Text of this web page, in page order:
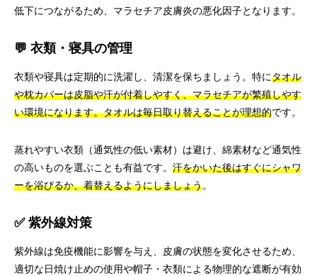
低下につながるため、マラセチア皮膚炎の悪化因子となります。
💬 衣類・寝具の管理
衣類や寝具は定期的に洗濯し、清潔を保ちましょう。特にタオル
や枕カバーは皮脂や汗が付着しやすく、マラセチアが繁殖しやす
い環境になります。タオルは毎日取り替えることが理想的です。
蒸れやすい衣類（通気性の低い素材）は避け、綿素材など通気性
の高いものを選ぶことも有益です。 汗をかいた後はすぐにシャワ
ーを浴びるか、着替えるようにしましょう。
✅ 紫外線対策
紫外線は免疫機能に影響を与え、皮膚の状態を変化させるため、
適切な日焼け止めの使用や帽子・衣類による物理的な遮断が有効